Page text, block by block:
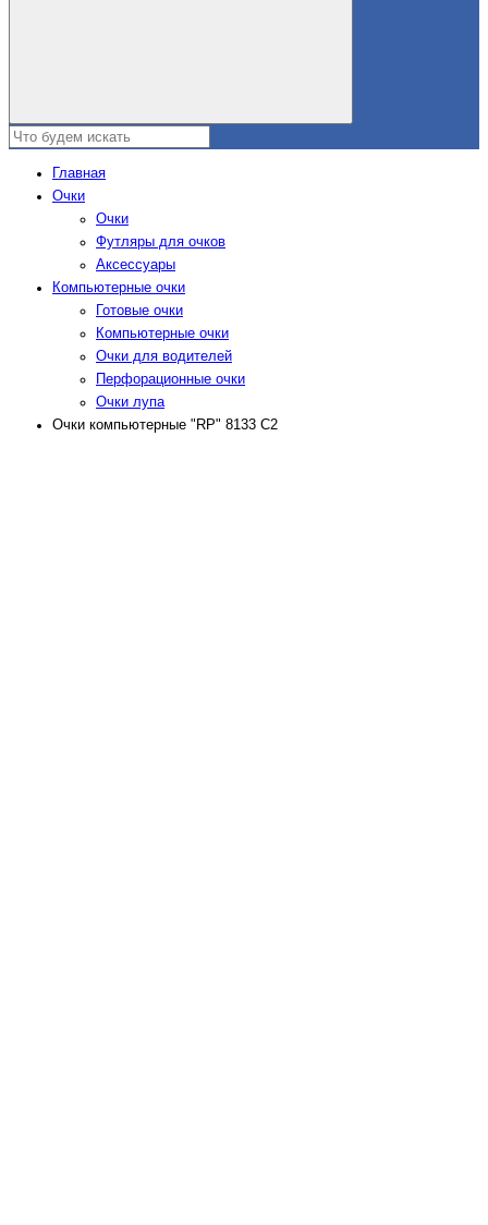
Главная
Очки
Очки
Футляры для очков
Аксессуары
Компьютерные очки
Готовые очки
Компьютерные очки
Очки для водителей
Перфорационные очки
Очки лупа
Очки компьютерные "RP" 8133 С2